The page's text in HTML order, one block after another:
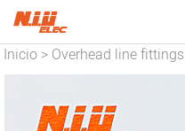
Inicio > Overhead line fittings
link fittings